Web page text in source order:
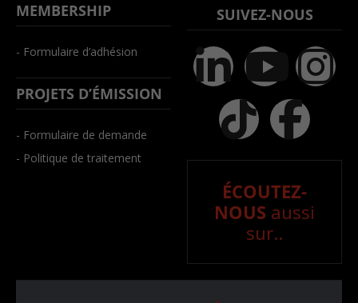
MEMBERSHIP
- Formulaire d’adhésion
PROJETS D’ÉMISSION
- Formulaire de demande
- Politique de traitement
SUIVEZ-NOUS
ÉCOUTEZ-
NOUS aussi
sur..